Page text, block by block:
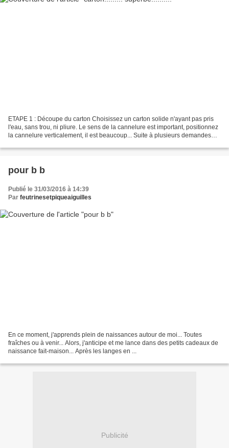
ETAPE 1 : Découpe du carton Choisissez un carton solide n'ayant pas pris
l'eau, sans trou, ni pliure. Le sens de la cannelure est important, positionnez
la cannelure verticalement, il est beaucoup... Suite à plusieurs demandes
pour b b
Publié le 31/03/2016 à 14:39
Par feutrinesetpiqueaiguilles
En ce moment, j'apprends plein de naissances autour de moi... Toutes
fraîches ou à venir... Alors, j'anticipe et me lance dans des petits cadeaux de
naissance fait-maison... Après les langes en ...
Publicité